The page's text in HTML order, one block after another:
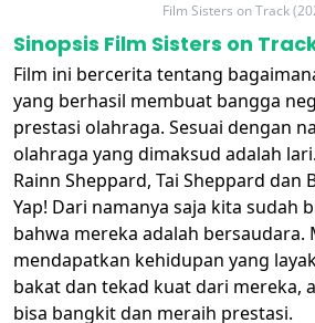
Film Sisters on Track
Sinopsis Film Sisters on
Film ini bercerita tentang
yang berhasil membuat bangga
prestasi olahraga. Sesuai dengan
olahraga yang dimaksud adalah
Rainn Sheppard, Tai Sheppard dan
Yap! Dari namanya saja kita sudah
bahwa mereka adalah bersaudara.
mendapatkan kehidupan yang
bakat dan tekad kuat dari mereka,
bisa bangkit dan meraih prestasi.